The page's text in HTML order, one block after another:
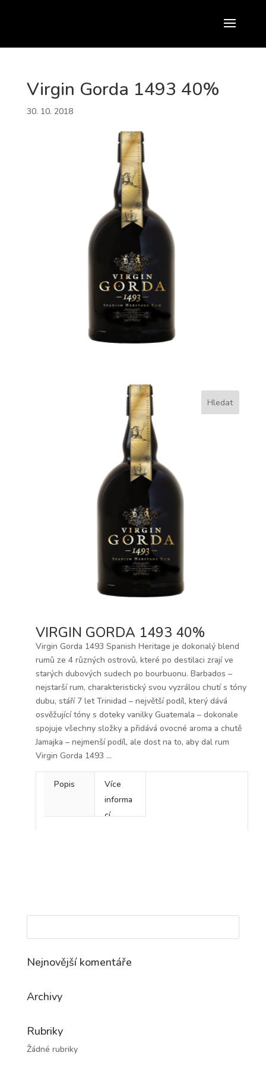
Virgin Gorda 1493 40%
30. 10. 2018
VIRGIN GORDA 1493 40%
Virgin Gorda 1493 Spanish Heritage je dokonalý blend
rumů ze 4 různých ostrovů, které po destilaci zrají ve
starých dubových sudech po bourbuonu. Barbados –
nejstarší rum, charakteristický svou vyzrálou chutí s tóny
dubu, stáří 7 let Trinidad – největší podíl, který dává
osvěžující tóny s doteky vanilky Guatemala – dokonale
spojuje všechny složky a přidává ovocné aroma a chutě
Jamajka – nejmenší podíl, ale dost na to, aby dal rum
Virgin Gorda 1493 ...
Popis
Více
informa
cí
Nejnovější komentáře
Archivy
Rubriky
Žádné rubriky